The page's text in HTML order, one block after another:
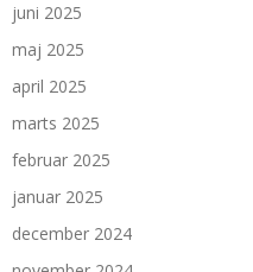
juni 2025
maj 2025
april 2025
marts 2025
februar 2025
januar 2025
december 2024